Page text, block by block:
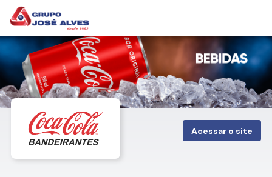
Acessar o site